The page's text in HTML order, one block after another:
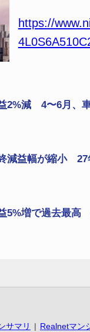
https://
2%減 4〜6月、
減益幅が縮小
5%増で過去最
サマリ Realnetマン